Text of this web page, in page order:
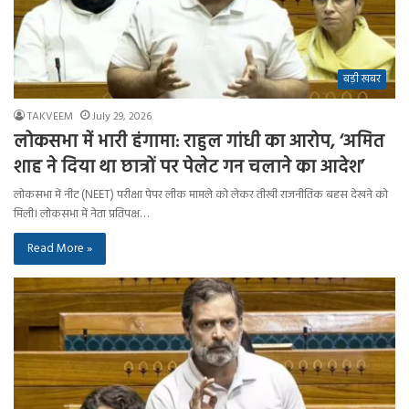
बड़ी खबर
TAKVEEM July 29, 2026
लोकसभा में भारी हंगामा: राहुल गांधी का आरोप, ‘अमित
शाह ने दिया था छात्रों पर पेलेट गन चलाने का आदेश’
लोकसभा में नीट (NEET) परीक्षा पेपर लीक मामले को लेकर तीखी राजनीतिक बहस देखने को
मिली। लोकसभा में नेता प्रतिपक्ष…
Read More »